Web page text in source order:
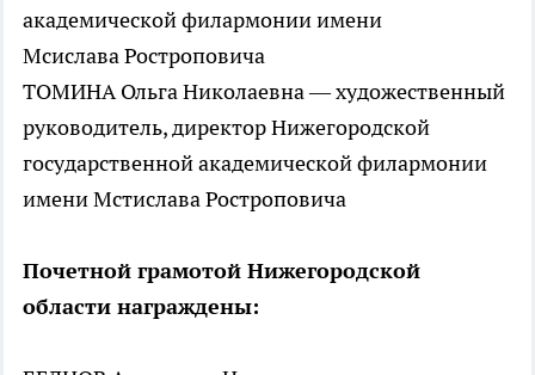
академической филармонии имени
Мсислава Ростроповича
ТОМИНА Ольга Николаевна — художественный
руководитель, директор Нижегородской
государственной академической филармонии
имени Мстислава Ростроповича
Почетной грамотой Нижегородской
области награждены: